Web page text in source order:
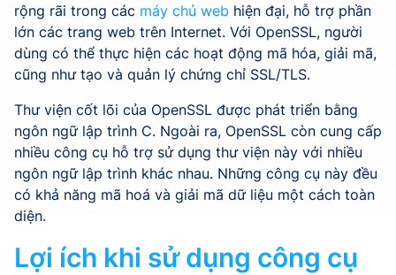
rộng rãi trong các máy chủ web hiện đại, hỗ trợ phần
lớn các trang web trên Internet. Với OpenSSL, người
dùng có thể thực hiện các hoạt động mã hóa, giải mã,
cũng như tạo và quản lý chứng chỉ SSL/TLS.
Thư viện cốt lõi của OpenSSL được phát triển bằng
ngôn ngữ lập trình C. Ngoài ra, OpenSSL còn cung cấp
nhiều công cụ hỗ trợ sử dụng thư viện này với nhiều
ngôn ngữ lập trình khác nhau. Những công cụ này đều
có khả năng mã hoá và giải mã dữ liệu một cách toàn
diện.
Lợi ích khi sử dụng công cụ